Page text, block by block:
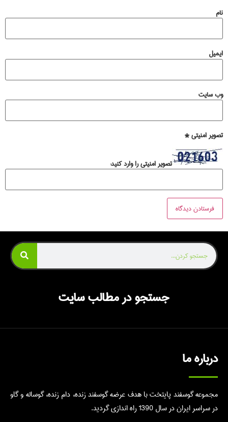
نام
ایمیل
وب‌ سایت
تصویر امنیتی*
تصویر امنیتی را وارد کنید:
جستجو در مطالب سایت
درباره ما
مجموعه گوسفند پایتخت با هدف عرضه گوسفند زنده، دام زنده، گوساله و گاو
در سراسر ایران در سال 1390 راه اندازی گردید.